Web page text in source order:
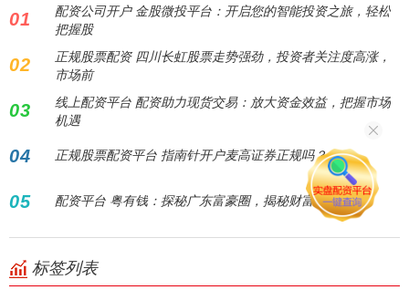
01
配资公司开户 金股微投平台：开启您的智能投资之旅，轻松
把握股
02
正规股票配资 四川长虹股票走势强劲，投资者关注度高涨，
市场前
03
线上配资平台 配资助力现货交易：放大资金效益，把握市场
机遇
04 正规股票配资平台 指南针开户麦高证券正规吗？
05 配资平台 粤有钱：探秘广东富豪圈，揭秘财富密码！
标签列表